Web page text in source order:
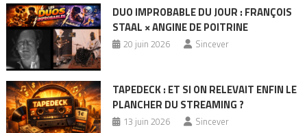
DUO IMPROBABLE DU JOUR : FRANÇOIS
STAAL × ANGINE DE POITRINE
20 juin 2026 Sincever
TAPEDECK : ET SI ON RELEVAIT ENFIN LE
PLANCHER DU STREAMING ?
13 juin 2026 Sincever